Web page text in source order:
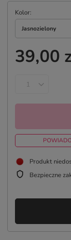
Kolor
Jasnozielony
39,00
Produkt
Bezpieczne